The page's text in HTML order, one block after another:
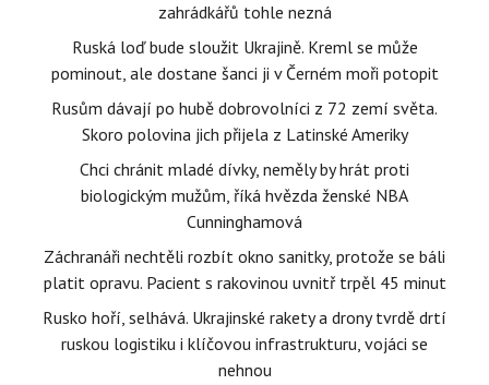
zahrádkářů tohle nezná
Ruská loď bude sloužit Ukrajině. Kreml se může
pominout, ale dostane šanci ji v Černém moři potopit
Rusům dávají po hubě dobrovolníci z 72 zemí světa.
Skoro polovina jich přijela z Latinské Ameriky
Chci chránit mladé dívky, neměly by hrát proti
biologickým mužům, říká hvězda ženské NBA
Cunninghamová
Záchranáři nechtěli rozbít okno sanitky, protože se báli
platit opravu. Pacient s rakovinou uvnitř trpěl 45 minut
Rusko hoří, selhává. Ukrajinské rakety a drony tvrdě drtí
ruskou logistiku i klíčovou infrastrukturu, vojáci se
nehnou